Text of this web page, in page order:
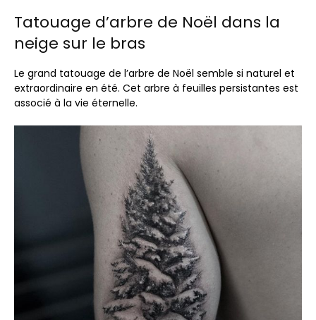
Tatouage d’arbre de Noël dans la
neige sur le bras
Le grand tatouage de l’arbre de Noël semble si naturel et
extraordinaire en été. Cet arbre à feuilles persistantes est
associé à la vie éternelle.